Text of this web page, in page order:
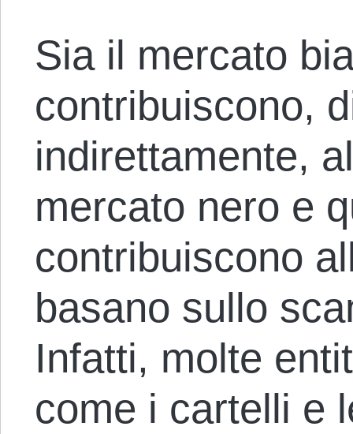
Sia il mercato
contribuiscono,
indirettamente,
mercato nero e
contribuiscono
basano sullo
Infatti, molte
come i cartelli e